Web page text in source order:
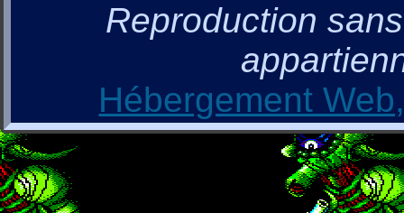
Reproduction
Hébergement